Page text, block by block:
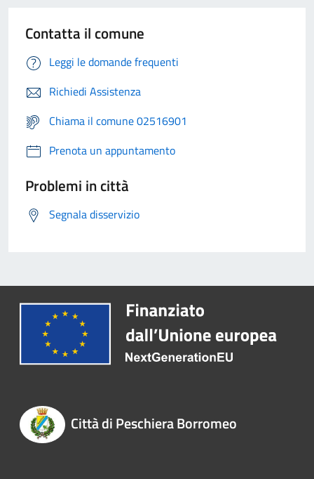
Contatta il comune
Leggi le domande frequenti
Richiedi Assistenza
Chiama il comune 02516901
Prenota un appuntamento
Problemi in città
Segnala disservizio
Città di Peschiera Borromeo